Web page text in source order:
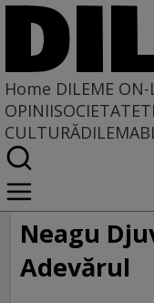
Home DILEME ON-
OPINIISOCIETATE
CULTURĂ
Home
Dileme on-line
Neagu
Adevărul